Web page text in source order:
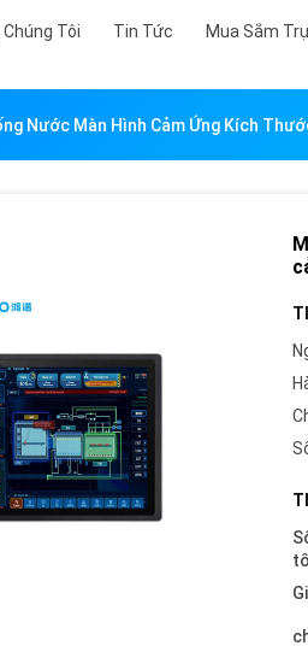
Chúng Tôi Tin Tức Mua Sắm
Nước Màn Hình Cảm Ứng Kích